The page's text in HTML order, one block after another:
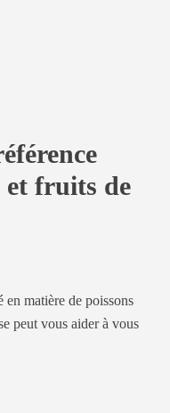
et fruits de
matière de poissons
peut vous aider à vous